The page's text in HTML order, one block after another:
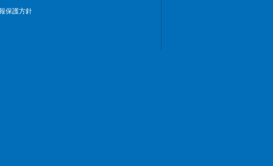
保護方針